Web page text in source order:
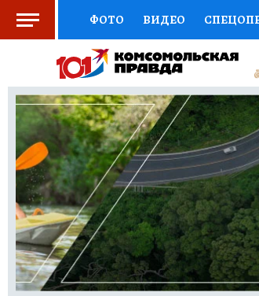
ФОТО ВИДЕО
СОЦПОДДЕРЖКА НАУКА
ВЫБОР ЭКСПЕРТОВ
КНИЖНАЯ ПОЛКА
ПРЕСС-ЦЕНТР
РАДИО КП РЕКЛАМА